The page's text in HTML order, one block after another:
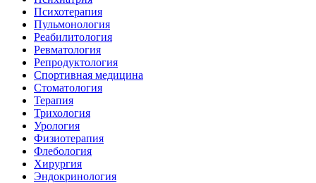
Психотерапия
Пульмонология
Реабилитология
Ревматология
Репродуктология
Спортивная медицина
Стоматология
Терапия
Трихология
Урология
Физиотерапия
Флебология
Хирургия
Эндокринология